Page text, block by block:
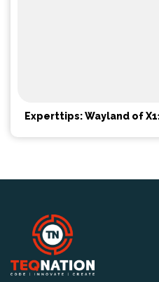
Experttips: Wayland of